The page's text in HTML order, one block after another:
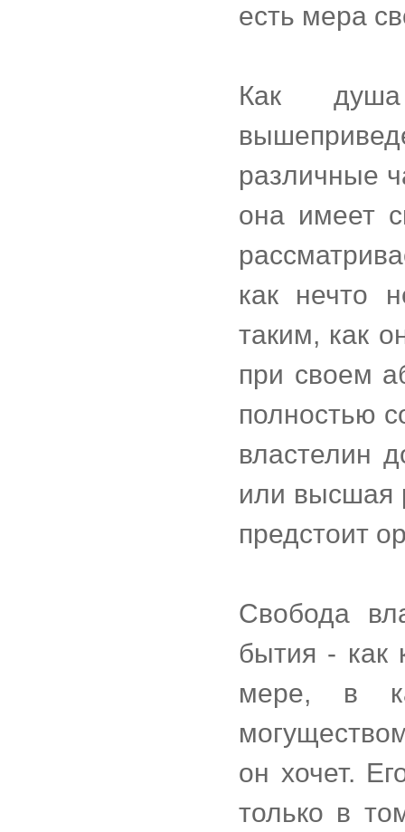
есть мера
Как
различные
она имеет
как нечто
таким, как
при своем
полностью
властелин
или высшая
предстоит
Свобода
бытия - как
мере, в
он хочет.
только в